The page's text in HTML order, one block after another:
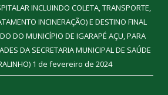
INCLUINDO COLETA, TRANSPORTE,
INCINERAÇÃO) E DESTINO FINAL
DO MUNICÍPIO DE IGARAPÉ AÇU, PARA
DA SECRETARIA MUNICIPAL DE SAÚDE
1 de fevereiro de 2024